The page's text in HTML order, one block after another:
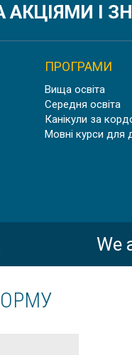
АКЦІЯМИ І
ПРОГРАМИ
Вища освіта
Середня освіта
Канікули за
Мовні курси для
We